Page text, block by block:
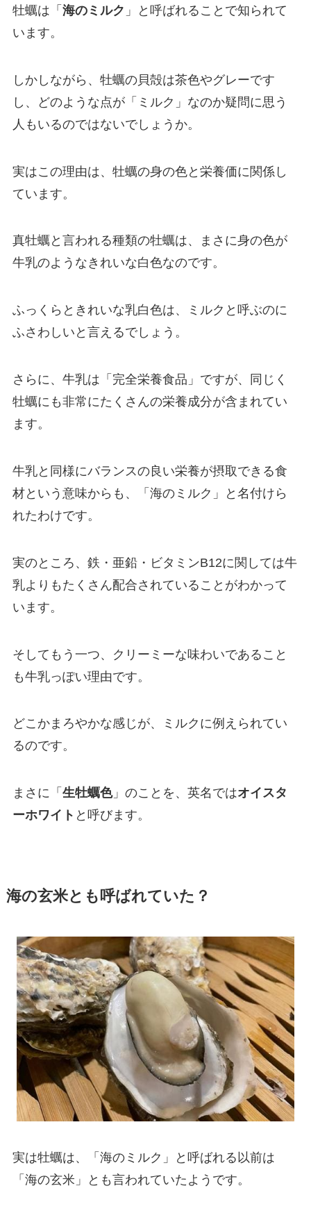
牡蠣は「 海のミルク 」と呼ばれることで知られて
います。
しかしながら、牡蠣の貝殻は茶色やグレーです
し、どのような点が「ミルク」なのか疑問に思う
人もいるのではないでしょうか。
実はこの理由は、牡蠣の身の色と栄養価に関係し
ています。
真牡蠣と言われる種類の牡蠣は、まさに身の色が
牛乳のようなきれいな白色なのです。
ふっくらときれいな乳白色は、ミルクと呼ぶのに
ふさわしいと言えるでしょう。
さらに、牛乳は「完全栄養食品」ですが、同じく
牡蠣にも非常にたくさんの栄養成分が含まれてい
ます。
牛乳と同様にバランスの良い栄養が摂取できる食
材という意味からも、「海のミルク」と名付けら
れたわけです。
実のところ、鉄・亜鉛・ビタミンB12に関しては牛
乳よりもたくさん配合されていることがわかって
います。
そしてもう一つ、クリーミーな味わいであること
も牛乳っぽい理由です。
どこかまろやかな感じが、ミルクに例えられてい
るのです。
まさに「 生牡蠣色」のことを、英名ではオイスタ
ーホワイト と呼びます。
海の玄米とも呼ばれていた？
実は牡蠣は、「海のミルク」と呼ばれる以前は
「海の玄米」とも言われていたようです。